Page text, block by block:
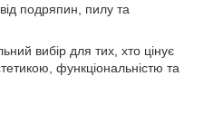
подряпин, пилу та
вибір для тих, хто цінує
функціональністю та